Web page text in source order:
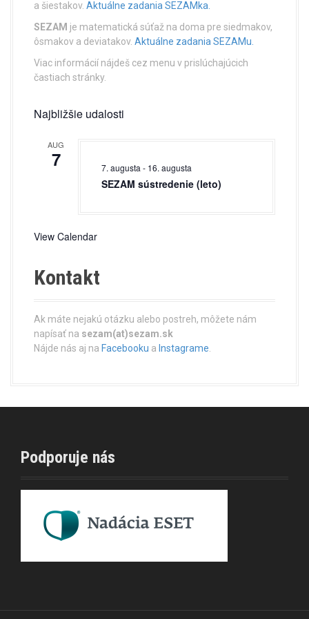
a šiestakov. Aktuálne zadania SEZAMka.
SEZAM je matematická súťaž na doma pre siedmakov,
ôsmakov a deviatakov. Aktuálne zadania SEZAMu.
Viac informácií nájdeš cez menu v prislúchajúcich
častiach stránky.
Najbližšie udalosti
AUG
7 7. augusta - 16. augusta
SEZAM sústredenie (leto)
View Calendar
Kontakt
Ak máte nejakú otázku alebo postreh, môžete nám
napísať na sezam(at)sezam.sk
Nájde nás aj na Facebooku a Instagrame
Podporuje nás